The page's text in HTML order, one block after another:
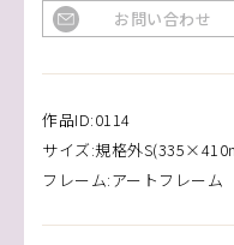
お問い合わせ
作品ID:0114
サイズ:規格外
フレーム:アートフレーム